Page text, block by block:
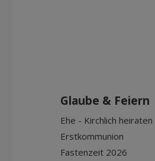
Glaube & Feiern
Ehe - Kirchlich heiraten
Erstkommunion
Fastenzeit 2026